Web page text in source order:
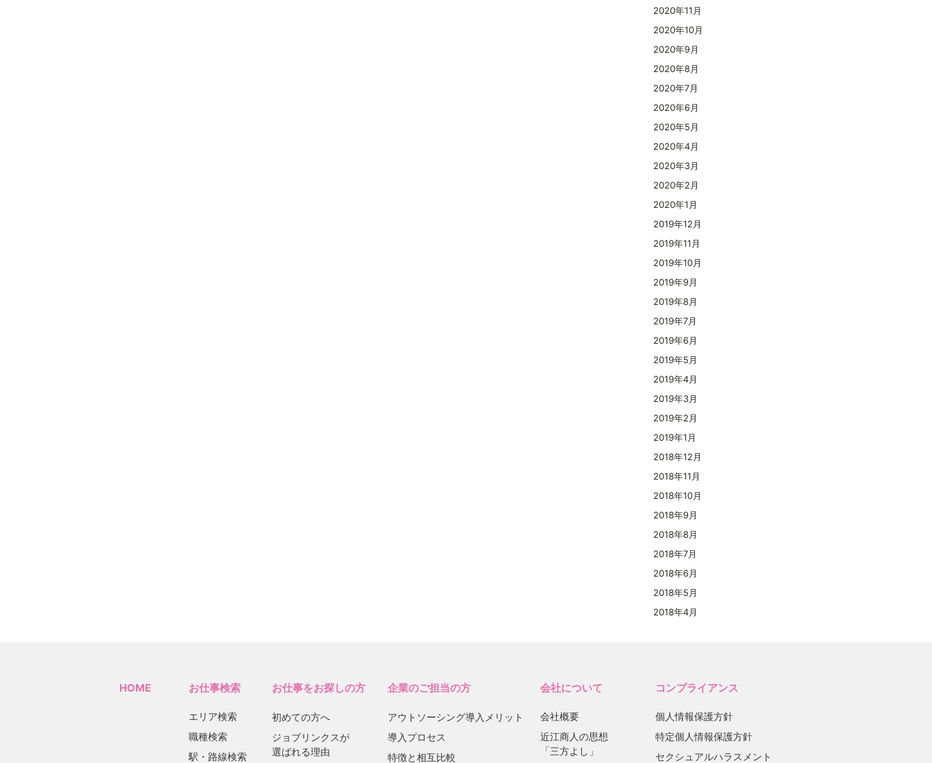
2020年11月
2020年10月
2020年9月
2020年8月
2020年7月
2020年6月
2020年5月
2020年4月
2020年3月
2020年2月
2020年1月
2019年12月
2019年11月
2019年10月
2019年9月
2019年8月
2019年7月
2019年6月
2019年5月
2019年4月
2019年3月
2019年2月
2019年1月
2018年12月
2018年11月
2018年10月
2018年9月
2018年8月
2018年7月
2018年6月
2018年5月
2018年4月
HOME お仕事検索
エリア検索
職種検索
駅・路線検索
お仕事をお探しの方
初めての方へ
ジョブリンクスが
選ばれる理由
企業のご担当の方
アウトソーシング導入メリット
導入プロセス
特徴と相互比較
会社について
会社概要
近江商人の思想
「三方よし」
コンプライアンス
個人情報保護方針
特定個人情報保護方針
セクシュアルハラスメント